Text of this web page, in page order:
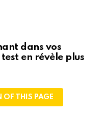
dans vos
en révèle plus
OF THIS PAGE